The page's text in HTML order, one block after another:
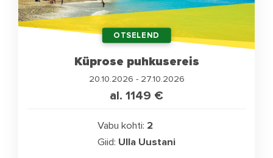
OTSELEND
Küprose puhkusereis
20.10.2026 - 27.10.2026
al. 1149 €
Vabu kohti: 2
Giid: Ulla Uustani